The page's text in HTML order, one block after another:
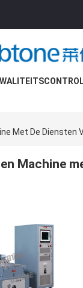
Met De Diensten
Machine